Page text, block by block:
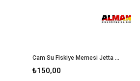
Cam Su Fiskiye Memesi Jetta Passat Polo 5m0955985
₺150,00